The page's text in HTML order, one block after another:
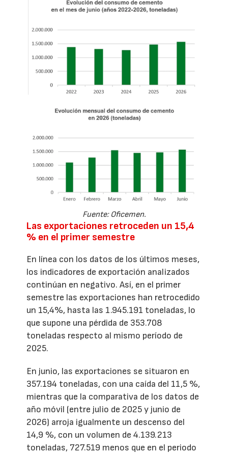
Fuente: Oficemen.
Las exportaciones retroceden un 15,4
% en el primer semestre
En línea con los datos de los últimos meses,
los indicadores de exportación analizados
continúan en negativo. Así, en el primer
semestre las exportaciones han retrocedido
un 15,4%, hasta las 1.945.191 toneladas, lo
que supone una pérdida de 353.708
toneladas respecto al mismo período de
2025.
En junio, las exportaciones se situaron en
357.194 toneladas, con una caída del 11,5 %,
mientras que la comparativa de los datos de
año móvil (entre julio de 2025 y junio de
2026) arroja igualmente un descenso del
14,9 %, con un volumen de 4.139.213
toneladas, 727.519 menos que en el periodo